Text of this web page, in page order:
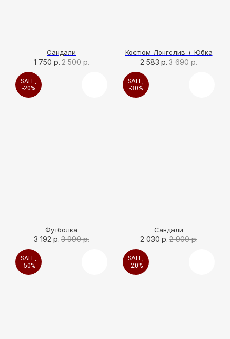
Сандали
1 750 р. 2 500 р.
Костюм Лонгслив + Юбка
2 583 р. 3 690 р.
SALE,
-20%
Футболка
3 192 р. 3 990 р.
SALE,
-30%
Сандали
2 030 р. 2 900 р.
SALE,
-50%
SALE,
-20%